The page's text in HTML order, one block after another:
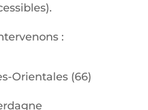
:
Orientales (66)